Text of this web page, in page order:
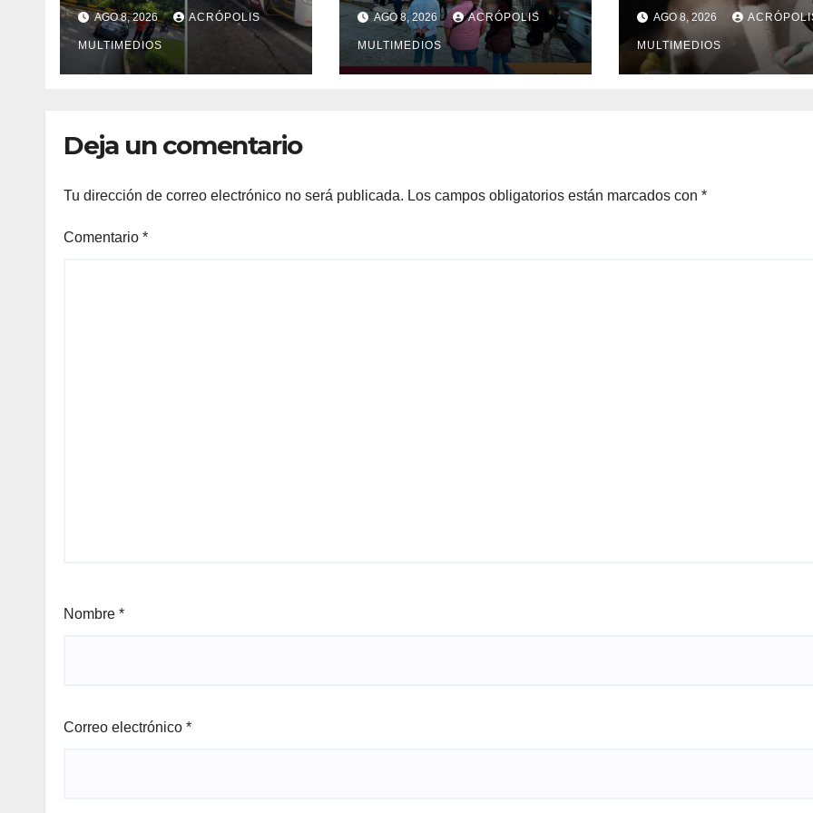
mañana en Xalapa
AGO 8, 2026 ACRÓPOLIS
MULTIMEDIOS
víctimas en Xalapa
AGO 8, 2026 ACRÓPOLIS
MULTIMEDIOS
Gato
AGO 8, 2026
MULTIMEDIOS
Deja un comentario
Tu dirección de correo electrónico no será publicada. Los campos obligatorios están marcados con *
Comentario *
Nombre *
Correo electrónico *